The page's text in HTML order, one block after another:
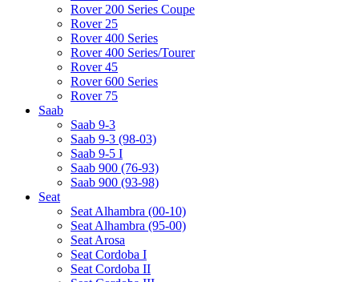
Rover 200 Series Coupe
Rover 25
Rover 400 Series
Rover 400 Series/Tourer
Rover 45
Rover 600 Series
Rover 75
Saab
Saab 9-3
Saab 9-3 (98-03)
Saab 9-5 I
Saab 900 (76-93)
Saab 900 (93-98)
Seat
Seat Alhambra (00-10)
Seat Alhambra (95-00)
Seat Arosa
Seat Cordoba I
Seat Cordoba II